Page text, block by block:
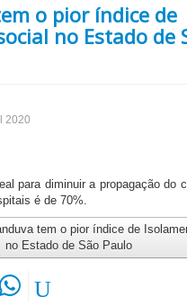
o pior índice de
no Estado de
2020
para diminuir a propagação do
é de 70%.
tem o pior índice de
no Estado de São Paulo